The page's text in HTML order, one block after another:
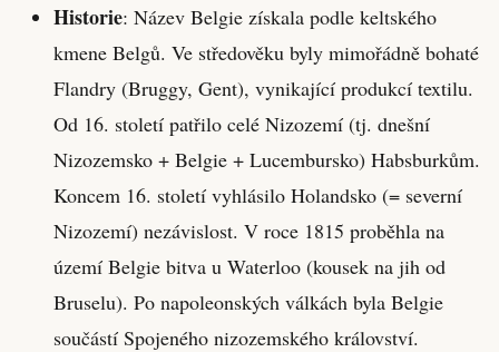
Historie: Název Belgie získala podle keltského
kmene Belgů. Ve středověku byly mimořádně bohaté
Flandry (Bruggy, Gent), vynikající produkcí textilu.
Od 16. století patřilo celé Nizozemí (tj. dnešní
Nizozemsko + Belgie + Lucembursko) Habsburkům.
Koncem 16. století vyhlásilo Holandsko (= severní
Nizozemí) nezávislost. V roce 1815 proběhla na
území Belgie bitva u Waterloo (kousek na jih od
Bruselu). Po napoleonských válkách byla Belgie
součástí Spojeného nizozemského království.